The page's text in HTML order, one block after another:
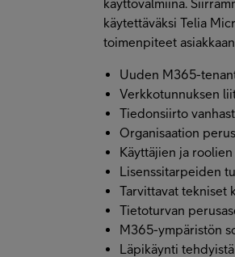
käyttövalmiina.
käytettäväksi Telia
toimenpiteet
Uuden M365-
Verkkotunnuksen
Tiedonsiirto
Organisaation
Käyttäjien ja
Lisenssitarpeiden
Tarvittavat tekniset
Tietoturvan
M365-ympäristön
Läpikäynti tehdyistä